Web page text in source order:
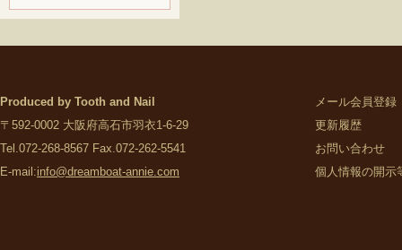
Produced by Tooth and Nail
〒592-0002 大阪府高石市羽衣1-6-29
Tel.072-268-8567 Fax.072-262-5541
E-mail:info@dreamboat-annie.com
メール会員登録
更新履歴
お問い合わせ
個人情報の開示